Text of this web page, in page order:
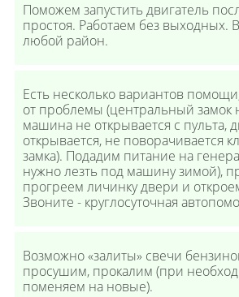
Поможем запустить двигатель
простоя. Работаем без выходных.
любой район.
Есть несколько вариантов
от проблемы (центральный замок
машина не открывается с пульта,
открывается, не поворачивается
замка). Подадим питание на
нужно лезть под машину зимой),
прогреем личинку двери и
Звоните - круглосуточная
Возможно «залиты» свечи
просушим, прокалим (при
поменяем на новые).